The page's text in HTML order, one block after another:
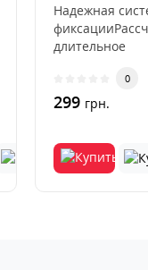
Надежная
длительное
деформация и
выцветаниеУс..
0
299 грн.